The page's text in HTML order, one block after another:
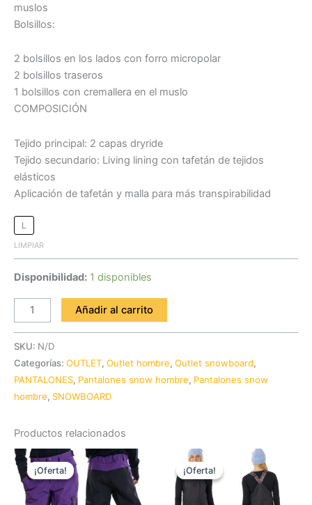
muslos
Bolsillos:
2 bolsillos en los lados con forro micropolar
2 bolsillos traseros
1 bolsillos con cremallera en el muslo
COMPOSICIÓN
Tejido principal: 2 capas dryride
Tejido secundario: Living lining con tafetán de tejidos
elásticos
Aplicación de tafetán y malla para más transpirabilidad
L
LIMPIAR
Disponibilidad: 1 disponibles
Añadir al carrito
SKU: N/D
Categorías: OUTLET, Outlet hombre, Outlet snowboard,
PANTALONES, Pantalones snow hombre, Pantalones snow
hombre, SNOWBOARD
Productos relacionados
¡Oferta!
¡Oferta!
El
precio
original
era:
135,00 €.
El
precio
89,00 €.
producto¡Oferta!
¡Oferta!
El
precio
original
era:
189,99 €.
precio
actual
es:
109,00 €.